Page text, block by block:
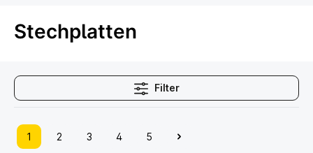
Stechplatten
Filter
1 2 3 4 5